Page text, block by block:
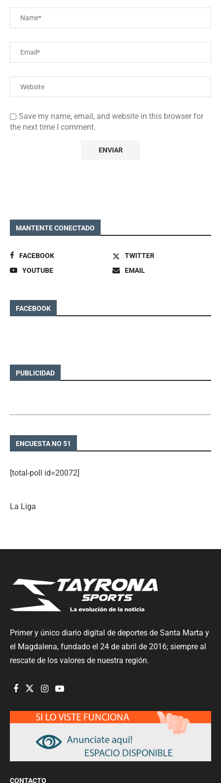
Save my name, email, and website in this browser for
the next time I comment.
MANTENTE CONECTADO
FACEBOOK
TWITTER
YOUTUBE
EMAIL
FACEBOOK
PUBLICIDAD
ENCUESTA NO 51
[total-poll id=20072]
La Liga
Primer y único diario digital de deportes de Santa Marta y
el Magdalena, fundado el 24 de abril de 2016; siempre al
rescate de los valores de nuestra región.
CONTACTO